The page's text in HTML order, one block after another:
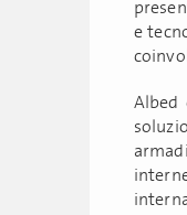
e
Albed